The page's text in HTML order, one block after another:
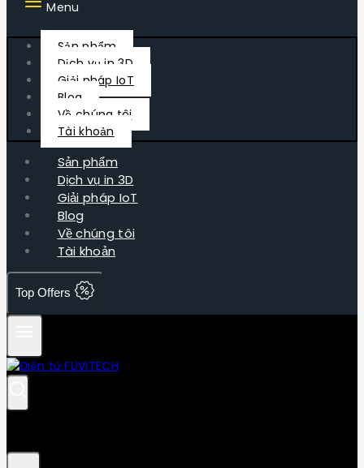
Menu
Sản phẩm
Dịch vụ in 3D
Giải pháp IoT
Blog
Về chúng tôi
Tài khoản
Sản phẩm
Dịch vụ in 3D
Giải pháp IoT
Blog
Về chúng tôi
Tài khoản
Top Offers